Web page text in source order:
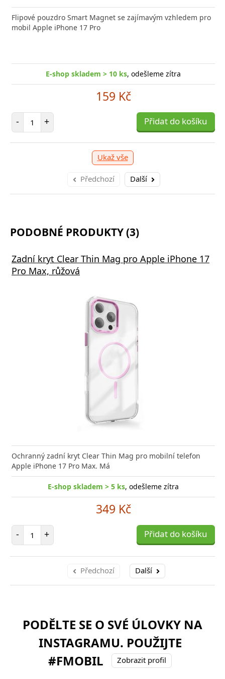
Flipové pouzdro Smart Magnet se zajímavým vzhledem pro
mobil Apple iPhone 17 Pro
E-shop skladem > 10 ks, odešleme zítra
159 Kč
- Počet položek
+ Přidat do košíku
Ukaž vše
Předchozí Další
FIXED zajistí rychlé a bezpečné nabíjení
moderního smartphonu,
E-shop skladem > 10 ks, odešleme zítra
položek
+ Přidat do košíku -
PODOBNÉ PRODUKTY (3)
Zadní kryt Clear Thin Mag pro Apple iPhone 17
Pro Max, růžová
Ochranný zadní kryt Clear Thin Mag pro mobilní telefon
Apple iPhone 17 Pro Max. Má
E-shop skladem > 5 ks, odešleme zítra
349 Kč
- Počet položek
+ Přidat do košíku
Předchozí Další
PODĚLTE SE O SVÉ ÚLOVKY NA
INSTAGRAMU. POUŽIJTE
#FMOBIL
Zobrazit profil